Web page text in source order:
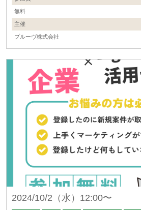
無料
主催
プルーヴ株式会社
2024/10/2（水）12:00〜